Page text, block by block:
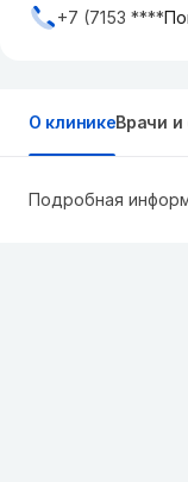
+7 (7153 ****
О клиникеВрачи
Подробная